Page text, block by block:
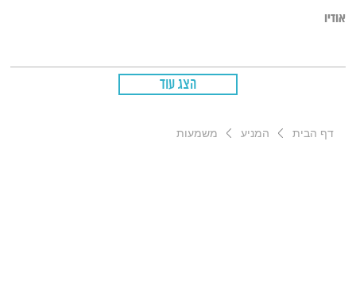
אודיו
הצג עוד
דף הבית המניע משמעות